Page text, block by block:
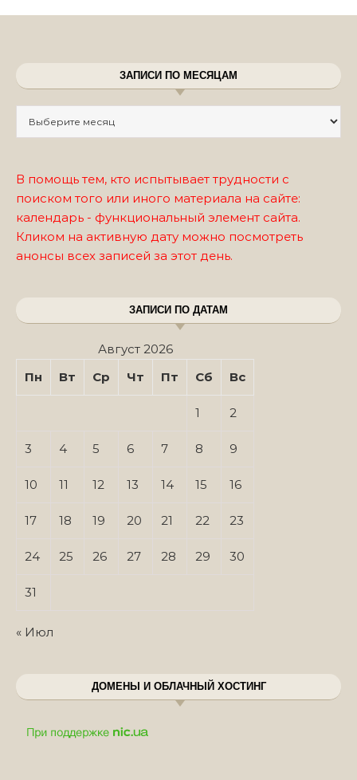
ЗАПИСИ ПО МЕСЯЦАМ
В помощь тем, кто испытывает трудности с
поиском того или иного материала на сайте:
календарь - функциональный элемент сайта.
Кликом на активную дату можно посмотреть
анонсы всех записей за этот день.
ЗАПИСИ ПО ДАТАМ
Август 2026
Пн
Вт Ср Чт Пт Сб Вс
1 2
3 4 5 6 7 8 9
10 11 12 13 14 15 16
17 18 19 20 21 22 23
24 25 26 27 28 29 30
31
« Июл
ДОМЕНЫ И ОБЛАЧНЫЙ ХОСТИНГ